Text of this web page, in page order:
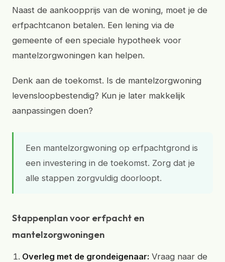
Naast de aankoopprijs van de woning, moet je de
erfpachtcanon betalen. Een lening via de
gemeente of een speciale hypotheek voor
mantelzorgwoningen kan helpen.
Denk aan de toekomst. Is de mantelzorgwoning
levensloopbestendig? Kun je later makkelijk
aanpassingen doen?
Een mantelzorgwoning op erfpachtgrond is
een investering in de toekomst. Zorg dat je
alle stappen zorgvuldig doorloopt.
Stappenplan voor erfpacht en
mantelzorgwoningen
Overleg met de grondeigenaar: Vraag naar de